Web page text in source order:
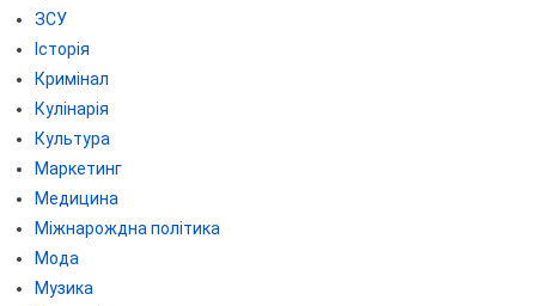
ЗСУ
Історія
Кримінал
Кулінарія
Культура
Маркетинг
Медицина
Міжнарождна політика
Мода
Музика